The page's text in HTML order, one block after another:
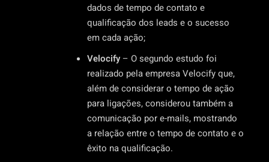
dados de tempo de contato e
qualificação dos leads e o sucesso
em cada ação;
Velocify– Osegundo estudo foi
realizado pela empresa Velocify que,
além de considerar o tempo de ação
para ligações, considerou também a
comunicação por e-mails, mostrando
a relação entre o tempo de contato e o
êxito na qualificação.